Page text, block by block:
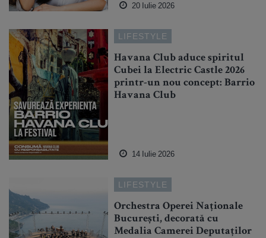
20 Iulie 2026
LIFESTYLE
Havana Club aduce spiritul
Cubei la Electric Castle 2026
printr-un nou concept: Barrio
Havana Club
14 Iulie 2026
LIFESTYLE
Orchestra Operei Naționale
București, decorată cu
Medalia Camerei Deputaților